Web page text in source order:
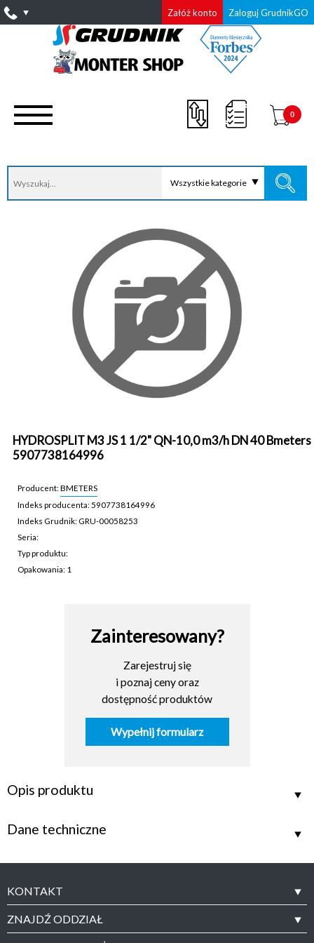
Załóż konto Zaloguj GrudnikGO
Wszystkie kategorie
0
HYDROSPLIT M3 JS 1 1/2" QN-10,0 m3/h DN 40 Bmeters
5907738164996
Producent:BMETERS
Indeks producenta: 5907738164996
Indeks Grudnik: GRU-00058253
Seria:
Typ produktu:
Opakowania: 1
Zainteresowany?
Zarejestruj się
i poznaj ceny oraz
dostępność produktów
Wypełnij formularz
Opis produktu
Dane techniczne
KONTAKT
ZNAJDŹ ODDZIAŁ